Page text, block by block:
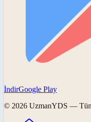
İndirGoogle Play
© 2026 UzmanYDS — Tüm